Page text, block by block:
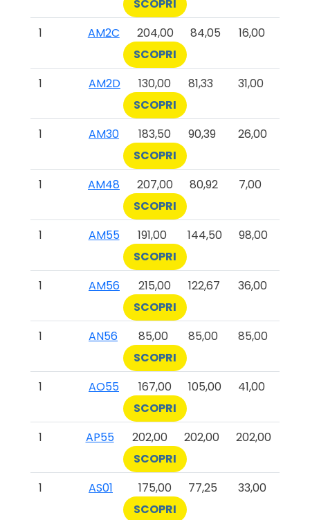
SCOPRI
1
AM2C 204,00 84,05
16,00
SCOPRI
1
AM2D 130,00 81,33
31,00
SCOPRI
1
AM30 183,50 90,39
26,00
SCOPRI
1
AM48 207,00 80,92
7,00
SCOPRI
1
AM55 191,00 144,50
98,00
SCOPRI
1
AM56 215,00 122,67
36,00
SCOPRI
1
AN56 85,00 85,00
85,00
SCOPRI
1
AO55 167,00 105,00
41,00
SCOPRI
1
AP55 202,00 202,00
202,00
SCOPRI
1
AS01 175,00 77,25
33,00
SCOPRI